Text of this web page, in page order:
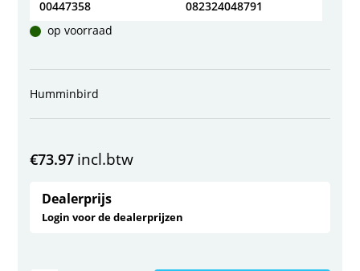
00447358
082324048791
op voorraad
Humminbird
€73.97 incl.btw
Dealerprijs
Login voor de dealerprijzen